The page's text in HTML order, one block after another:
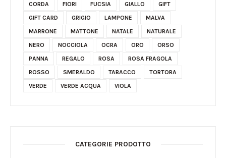
CORDA
FIORI FUCSIA GIALLO
GIFT
GIFT CARD
GRIGIO LAMPONE
MALVA
MARRONE
MATTONE NATALE
NATURALE
NERO
NOCCIOLA OCRA ORO
ORSO
PANNA
REGALO ROSA
ROSA FRAGOLA
ROSSO
SMERALDO TABACCO
TORTORA
VERDE
VERDE ACQUA VIOLA
CATEGORIE PRODOTTO